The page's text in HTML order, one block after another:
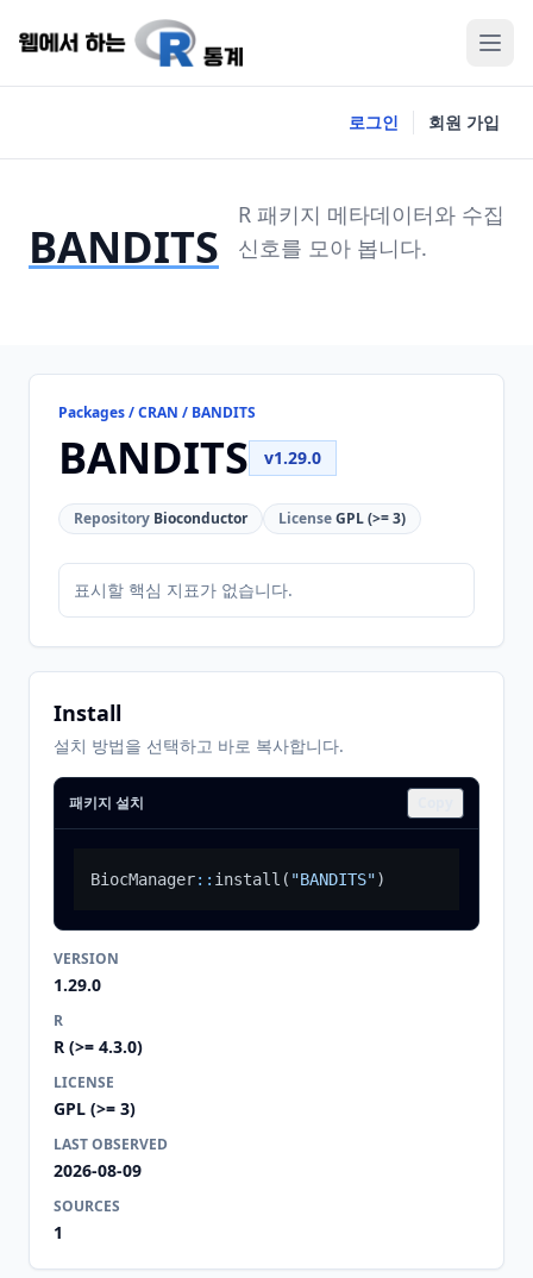
로그인 회원 가입
BANDITS
R 패키지 메타데이터와 수집
신호를 모아 봅니다.
Packages / CRAN / BANDITS
BANDITS v1.29.0
Repository Bioconductor LicenseGPL (>= 3)
표시할 핵심 지표가 없습니다.
Install
설치 방법을 선택하고 바로 복사합니다.
패키지 설치
BiocManager:: install ( "BANDITS")
VERSION
1.29.0
R
R (>= 4.3.0)
LICENSE
GPL (>= 3)
LAST OBSERVED
2026-08-09
SOURCES
1